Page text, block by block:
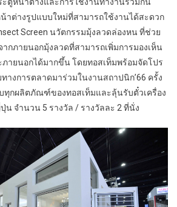
ะตูหน้าต่างและการใช้งานทำงานร่วมกัน
าต่างรูปแบบใหม่ที่สามารถใช้งานได้สะดวก
Screen นวัตกรรมมุ้งลวดล่องหน ที่ช่วย
กภายนอกมุ้งลวดที่สามารถเพิ่มการมองเห็น
ายนอกได้มากขึ้น โดยทอสเท็มพร้อมจัดโปร
างการตลาดมาร่วมในงานสถาปนิก’66 ครั้ง
ทุกผลิตภัณฑ์ของทอสเท็มและลุ้นรับตั๋วเครื่อง
น จำนวน 5 รางวัล / รางวัลละ 2 ที่นั่ง